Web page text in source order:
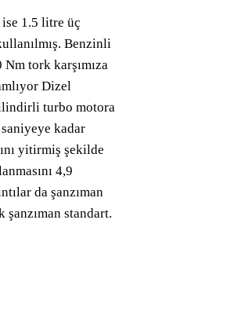
1.5 litre üç
Benzinli
tork karşımıza
Dizel
turbo motora
kadar
yitirmiş şekilde
4,9
da şanzıman
standart.